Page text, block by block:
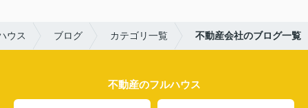
ウス ブログ カテゴリ一覧 不動産会社のブログ一覧
不動産のフルハウス